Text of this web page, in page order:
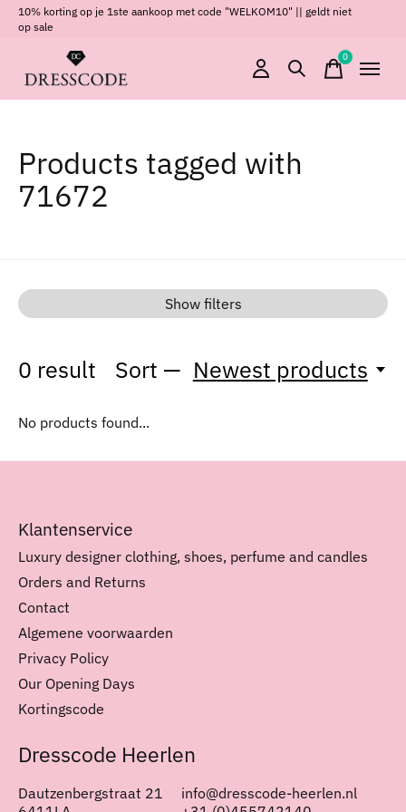
10% korting op je 1ste aankoop met code "WELKOM10" || geldt niet
op sale
0items
Products tagged with
71672
Show filters
0 result Sort — Newest products
No products found...
Klantenservice
Luxury designer clothing, shoes, perfume and candles
Orders and Returns
Contact
Algemene voorwaarden
Privacy Policy
Our Opening Days
Kortingscode
Dresscode Heerlen
Dautzenbergstraat 21
info@dresscode-heerlen.nl